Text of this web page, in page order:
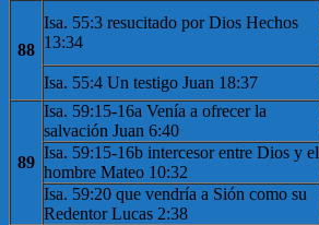
88
Isa. 55:3 resucitado por Dios Hechos
13:34
Isa. 55:4 Un testigo Juan 18:37
89
Isa. 59:15-16a Venía a ofrecer la
salvación Juan 6:40
Isa. 59:15-16b intercesor entre Dios y el
hombre Mateo 10:32
Isa. 59:20 que vendría a Sión como su
Redentor Lucas 2:38